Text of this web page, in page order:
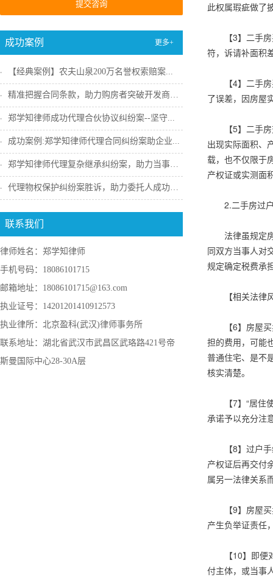
提交咨询
成功案例 更多+
【经典案例】农夫山泉200万名誉权索赔案...
精准把握合同条款，助力购房者突破开发商违...
郑学知律师成功代理合伙协议纠纷案--坚守...
成功案例:郑学知律师代理合同纠纷案助企业...
郑学知律师代理复杂继承纠纷案，助力当事人...
代理物权保护纠纷案胜诉，助力委托人成功收...
联系我们
律师姓名：郑学知律师
手机号码：18086101715
邮箱地址：18086101715@163.com
执业证号：14201201410912573
执业律所：北京盈科(武汉)律师事务所
联系地址：湖北省武汉市武昌区武珞路421号帝
斯曼国际中心28-30A层
此权属瑕疵做了
【3】二手
符，诉请补面积
【4】二手
了误差，因房屋
【5】二手
出现实际面积、
载，也不仅限于
产权证或实测面
2.二手房过
法律虽规定
同双方当事人对
规定确定税费承
【相关法律
【6】房屋
担的费用，可能
普通住宅、是不
核实清楚。
【7】“居
承诺予以充分注
【8】过户
产权证后再交付
属另一法律关系
【9】房屋
产生负举证责任
【10】即
付主体，或当事